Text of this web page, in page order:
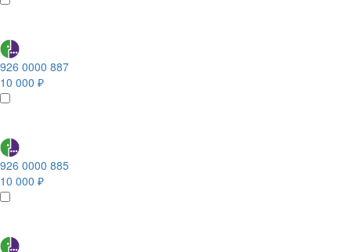
926 0000 887
10 000 ₽
926 0000 885
10 000 ₽